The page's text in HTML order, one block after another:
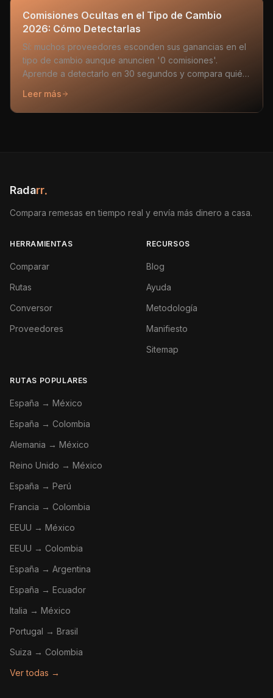
Comisiones Ocultas en el Tipo de Cambio
2026: Cómo Detectarlas
Sí: muchos proveedores esconden sus ganancias en el
tipo de cambio aunque anuncien '0 comisiones'.
Aprende a detectarlo en 30 segundos y compara quién
Leer más
Radarr.
Compara remesas en tiempo real y envía más dinero a casa.
HERRAMIENTAS
Comparar
Rutas
Conversor
Proveedores
RECURSOS
Blog
Ayuda
Metodología
Manifiesto
Sitemap
RUTAS POPULARES
España → México
España → Colombia
Alemania → México
Reino Unido → México
España → Perú
Francia → Colombia
EEUU → México
EEUU → Colombia
España → Argentina
España → Ecuador
Italia → México
Portugal → Brasil
Suiza → Colombia
Ver todas →